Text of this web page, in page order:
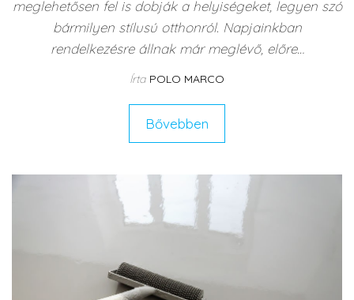
meglehetősen fel is dobják a helyiségeket, legyen szó
bármilyen stílusú otthonról. Napjainkban
rendelkezésre állnak már meglévő, előre…
Írta POLO MARCO
Bővebben